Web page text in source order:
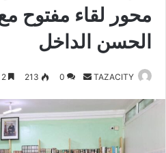
محور لقاء مفتوح
الحسن الداخل
TAZACITY
س
0
213